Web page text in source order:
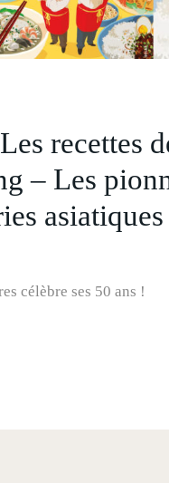
recettes
– Les
asiatiques
célèbre ses 50 ans !